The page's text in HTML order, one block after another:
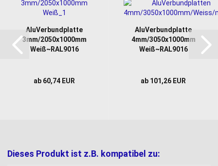
AluVerbundplatte
3mm/2050x1000mm
Weiß~RAL9016
ab 60,74 EUR
AluVerbundplatte
4mm/3050x1000mm
Weiß~RAL9016
ab 101,26 EUR
Dieses Produkt ist z.B. kompatibel zu: